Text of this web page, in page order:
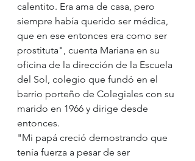
calentito. Era ama de casa, pero
siempre había querido ser médica,
que en ese entonces era como ser
prostituta", cuenta Mariana en su
oficina de la dirección de la Escuela
del Sol, colegio que fundó en el
barrio porteño de Colegiales con su
marido en 1966 y dirige desde
entonces.
"Mi papá creció demostrando que
tenía fuerza a pesar de ser